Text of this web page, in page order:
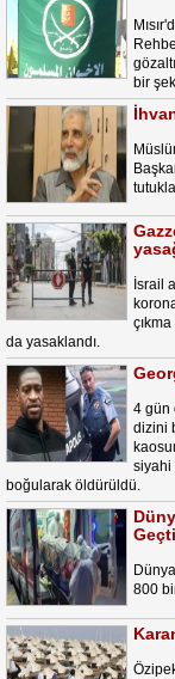
bir
İsrail
da yasaklandı.
4 gün
dizini
siyahi
boğularak öldürüldü.
Geçti
800